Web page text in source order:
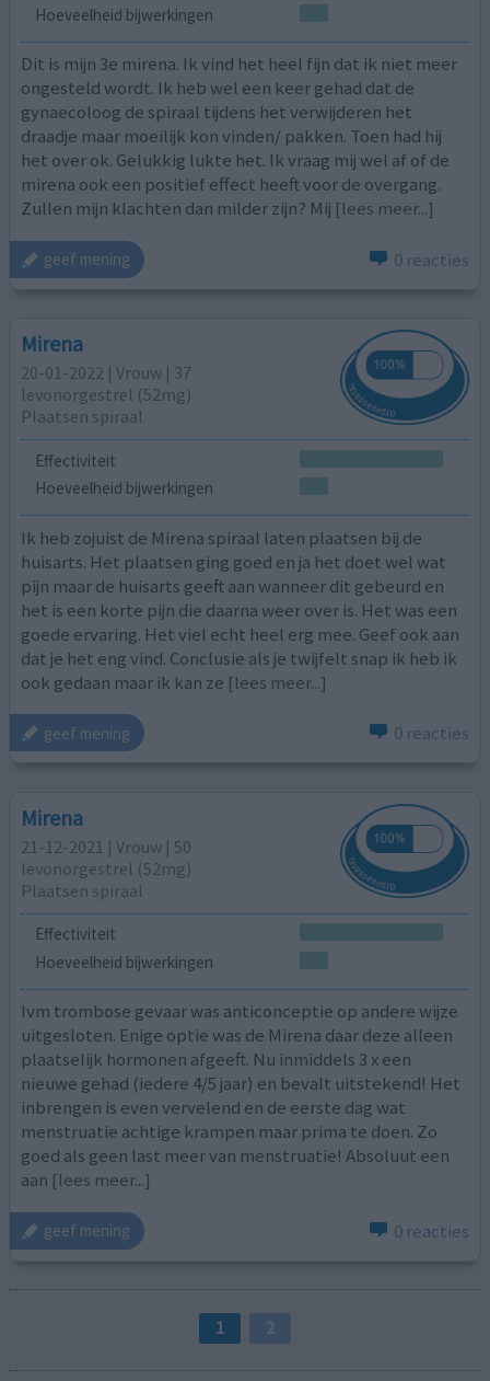
Hoeveelheid bijwerkingen
Dit is mijn 3e mirena. Ik vind het heel fijn dat ik niet meer
ongesteld wordt. Ik heb wel een keer gehad dat de
gynaecoloog de spiraal tijdens het verwijderen het
draadje maar moeilijk kon vinden/ pakken. Toen had hij
het over ok. Gelukkig lukte het. Ik vraag mij wel af of de
mirena ook een positief effect heeft voor de overgang.
Zullen mijn klachten dan milder zijn? Mij [lees meer...]
geef mening 0 reacties
Mirena
20-01-2022 | Vrouw | 37
levonorgestrel (52mg)
Plaatsen spiraal
Effectiviteit
Hoeveelheid bijwerkingen
Ik heb zojuist de Mirena spiraal laten plaatsen bij de
huisarts. Het plaatsen ging goed en ja het doet wel wat
pijn maar de huisarts geeft aan wanneer dit gebeurd en
het is een korte pijn die daarna weer over is. Het was een
goede ervaring. Het viel echt heel erg mee. Geef ook aan
dat je het eng vind. Conclusie als je twijfelt snap ik heb ik
ook gedaan maar ik kan ze [lees meer...]
geef mening 0 reacties
Mirena
21-12-2021 | Vrouw | 50
levonorgestrel (52mg)
Plaatsen spiraal
Effectiviteit
Hoeveelheid bijwerkingen
Ivm trombose gevaar was anticonceptie op andere wijze
uitgesloten. Enige optie was de Mirena daar deze alleen
plaatselijk hormonen afgeeft. Nu inmiddels 3 x een
nieuwe gehad (iedere 4/5 jaar) en bevalt uitstekend! Het
inbrengen is even vervelend en de eerste dag wat
menstruatie achtige krampen maar prima te doen. Zo
goed als geen last meer van menstruatie! Absoluut een
aan [lees meer...]
geef mening 0 reacties
1 2